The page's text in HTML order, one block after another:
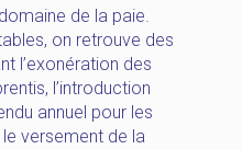
de la paie.
on retrouve des
l’exonération des
l’introduction
annuel pour les
versement de la